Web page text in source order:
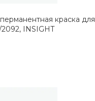
краска для
INSIGHT